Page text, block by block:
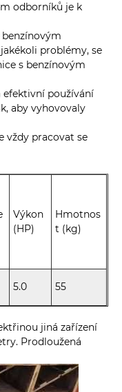
odborníků je k
benzínovým
problémy, se
s benzínovým
efektivní používání
aby vyhovovaly
vždy pracovat se
Výkon
(HP)
Hmotnos
t (kg)
5.0 55
jiná zařízení
Prodloužená